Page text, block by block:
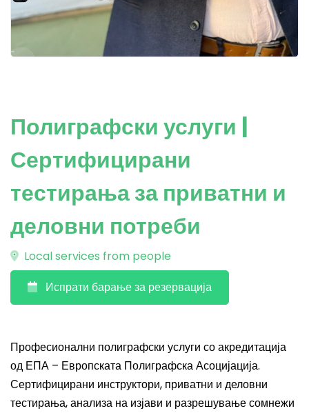
Полиграфски услуги |
Сертифицирани
тестирања за приватни и
деловни потреби
Local services from people
Испрати барање за резервација
Професионални полиграфски услуги со акредитација
од ЕПА – Европската Полиграфска Асоцијација.
Сертифицирани инструктори, приватни и деловни
тестирања, анализа на изјави и разрешување сомнежи